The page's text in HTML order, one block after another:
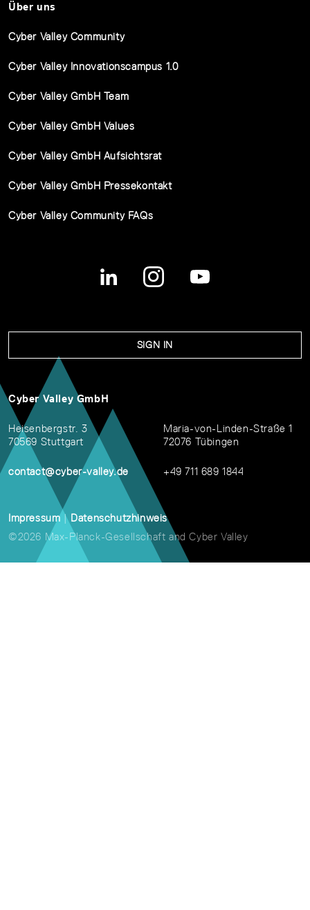
Über uns
Cyber Valley Community
Cyber Valley Innovationscampus 1.0
Cyber Valley GmbH Team
Cyber Valley GmbH Values
Cyber Valley GmbH Aufsichtsrat
Cyber Valley GmbH Pressekontakt
Cyber Valley Community FAQs
SIGN IN
Cyber Valley GmbH
Heisenbergstr. 3
70569 Stuttgart
contact@cyber-valley.de
Maria-von-Linden-Straße 1
72076 Tübingen
+49 711 689 1844
Impressum | Datenschutzhinweis
©2026 Max-Planck-Gesellschaft and Cyber Valley